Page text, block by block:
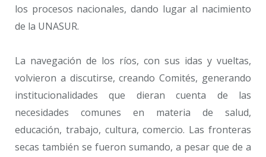
los procesos nacionales, dando lugar al nacimiento
de la UNASUR.
La navegación de los ríos, con sus idas y vueltas,
volvieron a discutirse, creando Comités, generando
institucionalidades que dieran cuenta de las
necesidades comunes en materia de salud,
educación, trabajo, cultura, comercio. Las fronteras
secas también se fueron sumando, a pesar que de a